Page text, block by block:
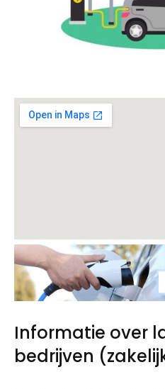
Informatie over
bedrijven